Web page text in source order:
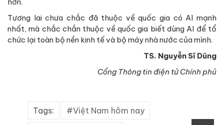
Tương lai chưa chắc đã thuộc về quốc gia có AI mạnh
nhất, mà chắc chắn thuộc về quốc gia biết dùng AI để tổ
chức lại toàn bộ nền kinh tế và bộ máy nhà nước của mình.
TS. Nguyễn Sĩ Dũng
Cổng Thông tin điện tử Chính phủ
Tags: Việt Nam hôm nay